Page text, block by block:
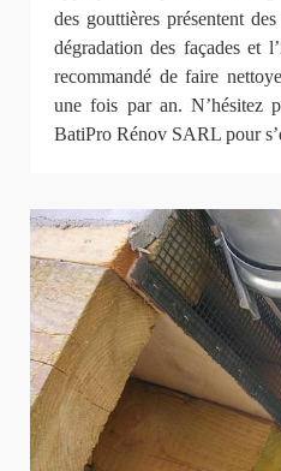
des gouttières présentent
dégradation des façades et
recommandé de faire
une fois par an. N’hésitez
BatiPro Rénov SARL pour